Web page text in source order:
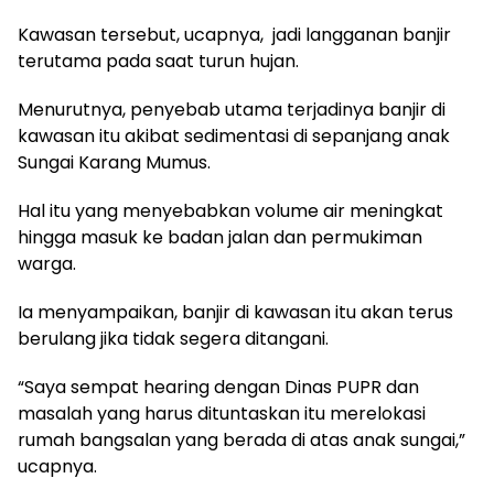
Kawasan tersebut, ucapnya, jadi langganan banjir
terutama pada saat turun hujan.
Menurutnya, penyebab utama terjadinya banjir di
kawasan itu akibat sedimentasi di sepanjang anak
Sungai Karang Mumus.
Hal itu yang menyebabkan volume air meningkat
hingga masuk ke badan jalan dan permukiman
warga.
Ia menyampaikan, banjir di kawasan itu akan terus
berulang jika tidak segera ditangani.
“Saya sempat hearing dengan Dinas PUPR dan
masalah yang harus dituntaskan itu merelokasi
rumah bangsalan yang berada di atas anak sungai,”
ucapnya.